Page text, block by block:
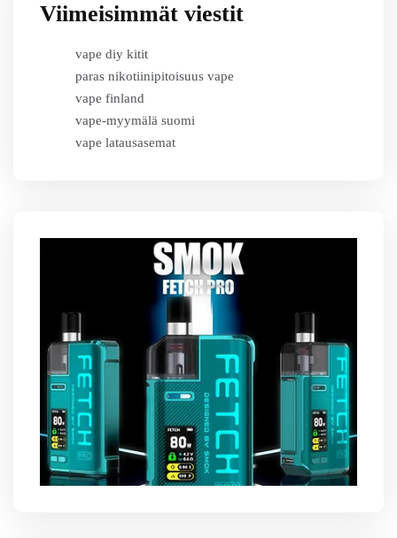
Viimeisimmät viestit
vape diy kitit
paras nikotiinipitoisuus vape
vape finland
vape-myymälä suomi
vape latausasemat